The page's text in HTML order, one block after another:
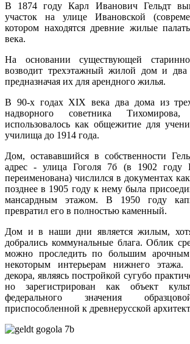
В 1874 году Карл Иванович Гельдт
участок на улице Ивановской
котором находятся древние жилые
века.
На основании существующей
возводит трехэтажный жилой дом и
предназначая их для арендного жилья.
В 90-х годах XIX века два дома из
надворного советника
использовалось как общежитие для
училища до 1914 года.
Дом, остававшийся в собственности
адрес - улица Гоголя 7б (в 1902 году
переименована) числился в документах
позднее в 1905 году к нему была
мансардным этажом. В 1950 году
превратил его в полностью каменный.
Дом и в наши дни является жилым,
добрались коммунальные блага. Облик
можно проследить по большим
некоторым интерьерам нижнего
декора, являясь постройкой сугубо
но зарегистрирован как объект
федерального значения
приспособленной к древнерусской